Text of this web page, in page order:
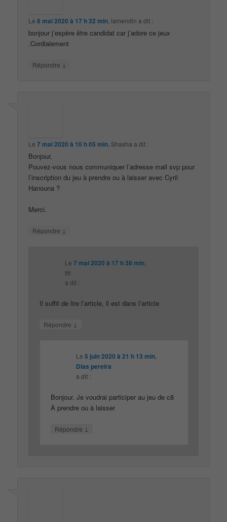
Le6 mai 2020 à 17 h 32 min lamendin a dit :
bonjour j’espère être candidat car j’adore ce jeux
.Cordialement
Répondre ↓
Le7 mai 2020 à 10 h 05 min Shasha a dit :
Bonjour,
Pouvez-vous nous communiquer l’adresse mail svp pour
l’inscription du jeu à prendre ou à laisser avec Cyril
Hanouna ?
Merci.
Répondre ↓
Le7 mai 2020 à 17 h 38 min
titi
a dit :
Il suffit de lire l’article, il est dans l’article
Répondre ↓
Le5 juin 2020 à 21 h 13 min
Dias pereira
a dit :
Bonjour. Je voudrai participer au jeu de c8
À prendre ou à laisser
Répondre ↓